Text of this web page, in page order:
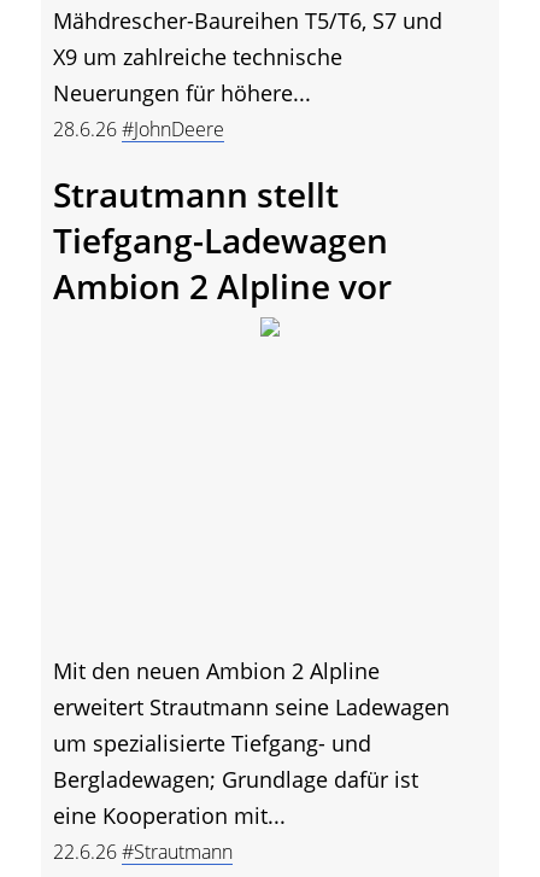
Mähdrescher-Baureihen T5/T6, S7 und
X9 um zahlreiche technische
Neuerungen für höhere...
28.6.26#JohnDeere
Strautmann stellt
Tiefgang-Ladewagen
Ambion 2 Alpline vor
Mit den neuen Ambion 2 Alpline
erweitert Strautmann seine Ladewagen
um spezialisierte Tiefgang- und
Bergladewagen; Grundlage dafür ist
eine Kooperation mit...
22.6.26#Strautmann